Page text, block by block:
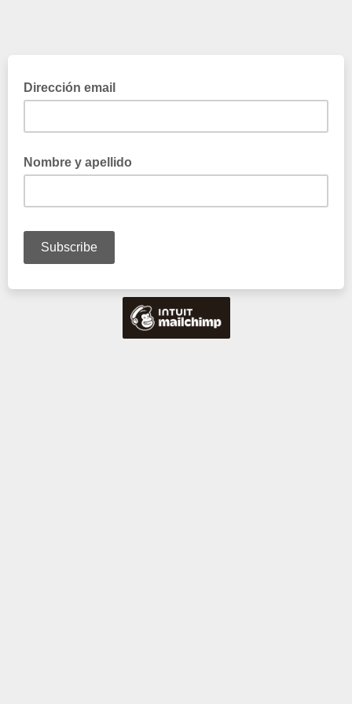
Dirección email
Nombre y apellido